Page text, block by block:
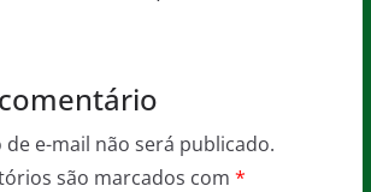
de e-mail não será publicado.
são marcados com *